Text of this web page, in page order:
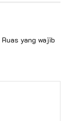
Ruas yang wajib